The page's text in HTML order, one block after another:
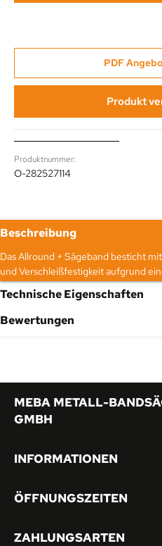
PDF
Produkt
Produktnummer:
O-282527114
Beschreibung
Das Allround + Sägeband besticht
und Verschleißfestigkeit aufgrund
Technische Eigenschaften
Bewertungen
MEBA METALL-
GMBH
INFORMATIONEN
ÖFFNUNGSZEITEN
ZAHLUNGSARTEN